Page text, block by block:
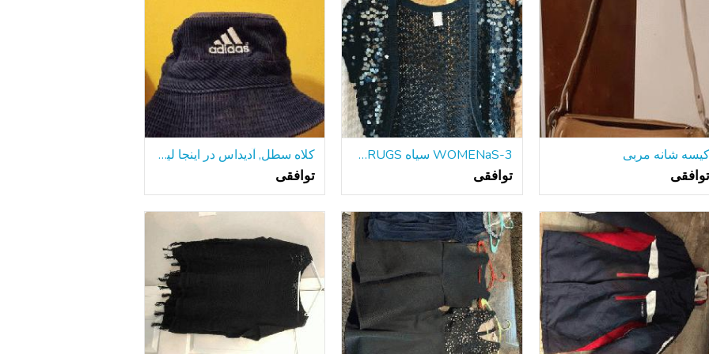
کیسه شانه مربی
توافقی
WOMENaS-3 سیاه SHRUGS / ژاکت ، اندازه کوچک
توافقی
کلاه سطل, آدیداس در اینجا لیست سطل خود را, جدید
توافقی